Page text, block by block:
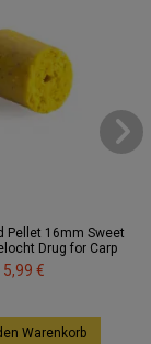
Pellet 16mm Sweet
Drug for Carp
5,99 €
Warenkorb